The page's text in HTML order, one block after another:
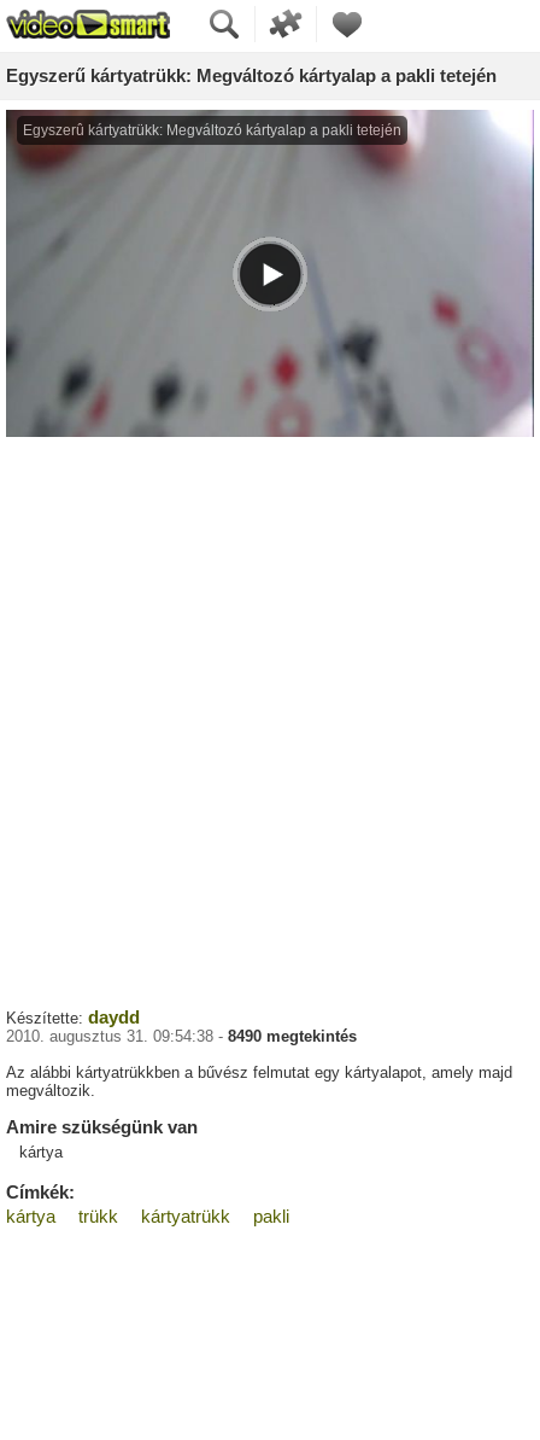
Egyszerű kártyatrükk: Megváltozó kártyalap a pakli tetején
Készítette: daydd
2010. augusztus 31. 09:54:38 - 8490 megtekintés
Az alábbi kártyatrükkben a bűvész felmutat egy kártyalapot, amely majd
megváltozik.
Amire szükségünk van
kártya
Címkék:
kártya
trükk kártyatrükk pakli